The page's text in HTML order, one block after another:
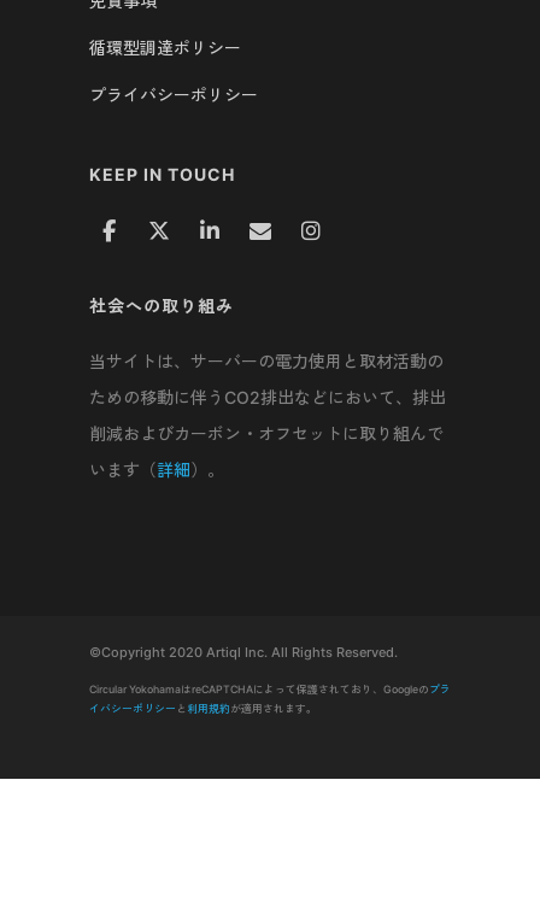
循環型調達ポリシー
プライバシーポリシー
KEEP IN TOUCH
社会への取り組み
当サイトは、サーバーの電力使用と取材活動の
ための移動に伴うCO2排出などにおいて、排出
削減およびカーボン・オフセットに取り組んで
います（詳細）。
©Copyright 2020 Artiql Inc. All Rights Reserved.
Circular YokohamaはreCAPTCHAによって保護されており、Googleのプラ
イバシーポリシー と 利用規約が適用されます。